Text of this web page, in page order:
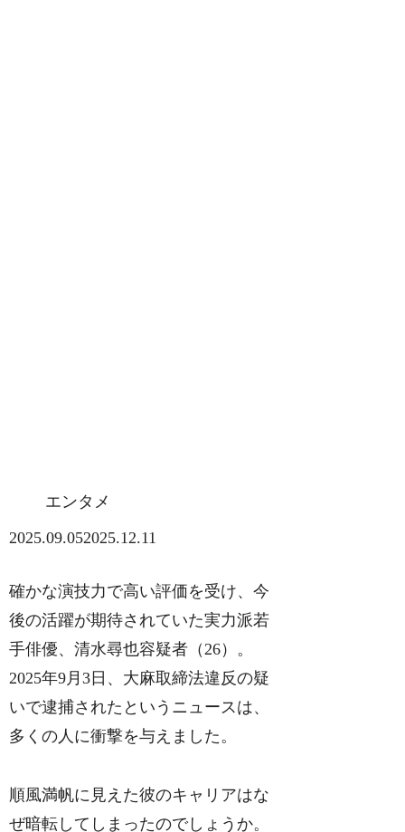
エンタメ
2025.09.052025.12.11
確かな演技力で高い評価を受け、今
後の活躍が期待されていた実力派若
手俳優、清水尋也容疑者（26）。
2025年9月3日、大麻取締法違反の疑
いで逮捕されたというニュースは、
多くの人に衝撃を与えました。
順風満帆に見えた彼のキャリアはな
ぜ暗転してしまったのでしょうか。